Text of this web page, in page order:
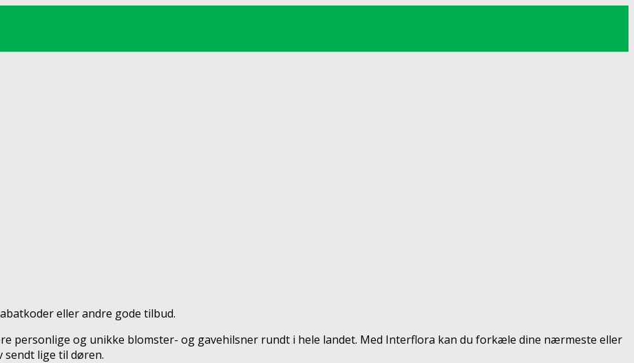
eller andre gode tilbud.
personlige og unikke blomster- og gavehilsner rundt i hele landet. Med Interflora kan du forkæle dine nærmeste eller
sendt lige til døren.